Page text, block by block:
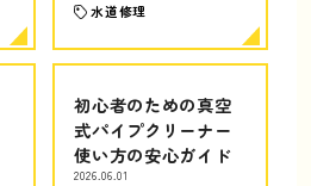
水道修理
初心者のための真空
式パイプクリーナー
使い方の安心ガイド
2026.06.01